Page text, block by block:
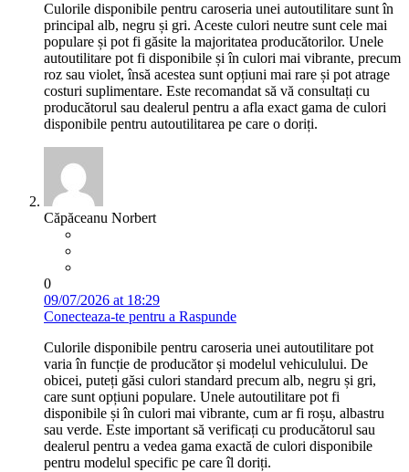
Culorile disponibile pentru caroseria unei autoutilitare sunt în
principal alb, negru și gri. Aceste culori neutre sunt cele mai
populare și pot fi găsite la majoritatea producătorilor. Unele
autoutilitare pot fi disponibile și în culori mai vibrante, precum
roz sau violet, însă acestea sunt opțiuni mai rare și pot atrage
costuri suplimentare. Este recomandat să vă consultați cu
producătorul sau dealerul pentru a afla exact gama de culori
disponibile pentru autoutilitarea pe care o doriți.
Căpăceanu Norbert
0
09/07/2026 at 18:29
Conecteaza-te pentru a Raspunde
Culorile disponibile pentru caroseria unei autoutilitare pot
varia în funcție de producător și modelul vehiculului. De
obicei, puteți găsi culori standard precum alb, negru și gri,
care sunt opțiuni populare. Unele autoutilitare pot fi
disponibile și în culori mai vibrante, cum ar fi roșu, albastru
sau verde. Este important să verificați cu producătorul sau
dealerul pentru a vedea gama exactă de culori disponibile
pentru modelul specific pe care îl doriți.